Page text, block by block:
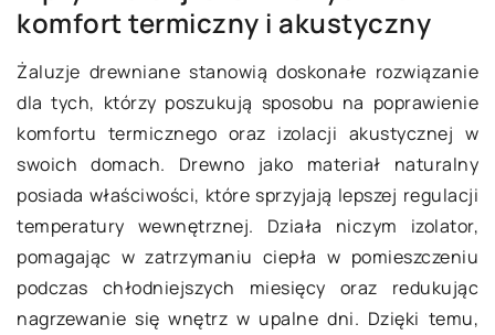
komfort termiczny i akustyczny
Żaluzje drewniane stanowią doskonałe rozwiązanie
dla tych, którzy poszukują sposobu na poprawienie
komfortu termicznego oraz izolacji akustycznej w
swoich domach. Drewno jako materiał naturalny
posiada właściwości, które sprzyjają lepszej regulacji
temperatury wewnętrznej. Działa niczym izolator,
pomagając w zatrzymaniu ciepła w pomieszczeniu
podczas chłodniejszych miesięcy oraz redukując
nagrzewanie się wnętrz w upalne dni. Dzięki temu,